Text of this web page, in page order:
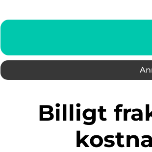
Billigt frakt: En guide till